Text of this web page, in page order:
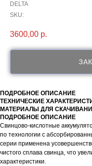
DELTA
SKU:
3600,00 р.
ПОДРОБНОЕ ОПИСАНИЕ
ТЕХНИЧЕСКИЕ
МАТЕРИАЛЫ ДЛЯ
ПОДРОБНОЕ ОПИСАНИЕ
Свинцово-кислотные
по технологии с
серии применена
чистого сплава свинца, что
характеристики.